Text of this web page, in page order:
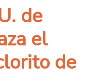
de
el
de